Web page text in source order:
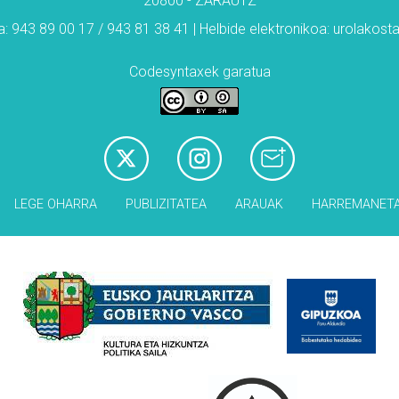
943 89 00 17 / 943 81 38 41 | Helbide elektronikoa:
Codesyntaxek garatua
LEGE OHARRA PUBLIZITATEA ARAUAK